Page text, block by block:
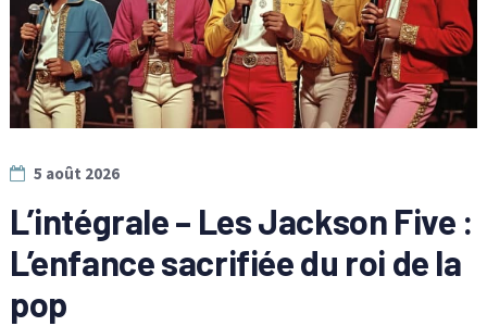
5 août 2026
L’intégrale – Les Jackson Five :
L’enfance sacrifiée du roi de la
pop